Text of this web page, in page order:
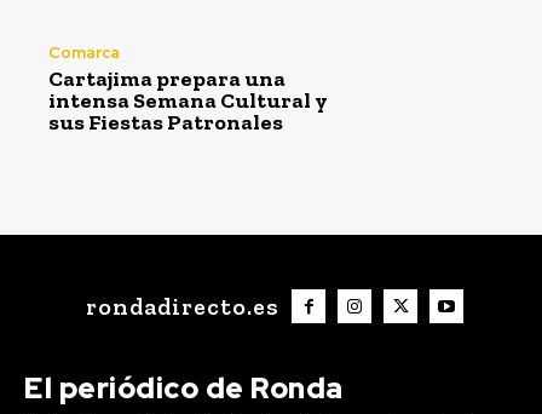
Comarca
Cartajima prepara una
intensa Semana Cultural y
sus Fiestas Patronales
rondadirecto.es
El periódico de Ronda